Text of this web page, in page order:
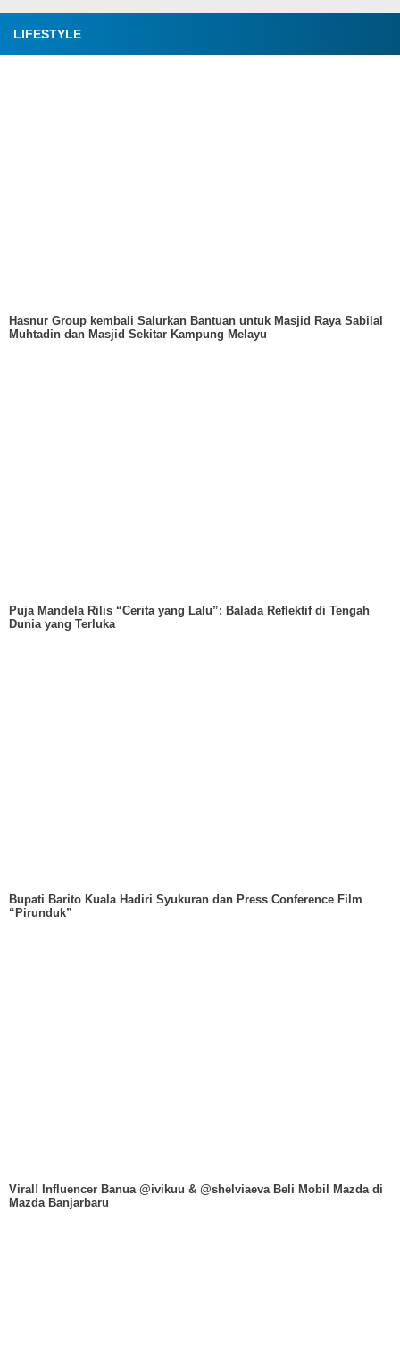
LIFESTYLE
Hasnur Group kembali Salurkan Bantuan untuk Masjid Raya Sabilal
Muhtadin dan Masjid Sekitar Kampung Melayu
Puja Mandela Rilis “Cerita yang Lalu”: Balada Reflektif di Tengah
Dunia yang Terluka
Bupati Barito Kuala Hadiri Syukuran dan Press Conference Film
“Pirunduk”
Viral! Influencer Banua @ivikuu & @shelviaeva Beli Mobil Mazda di
Mazda Banjarbaru